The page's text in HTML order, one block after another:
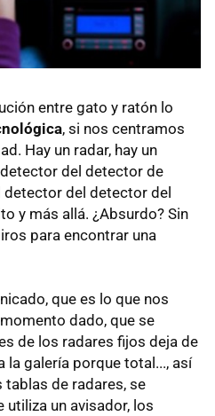
entre gato y ratón lo
, si nos centramos
Hay un radar, hay un
del detector de
detector del detector del
y más allá. ¿Absurdo? Sin
para encontrar una
que es lo que nos
dado, que se
de los radares fijos deja de
la galería porque total..., así
tablas de radares, se
un avisador, los